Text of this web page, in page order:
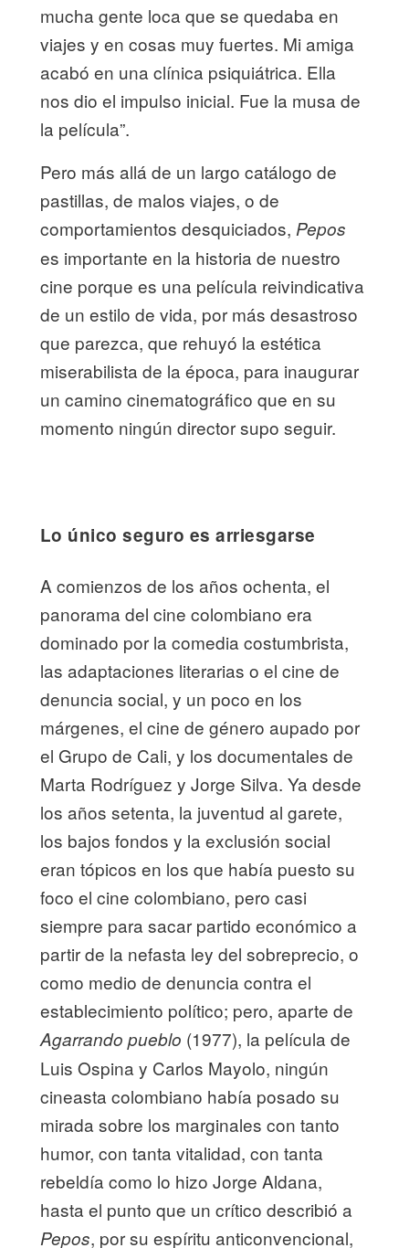
mucha gente loca que se quedaba en
viajes y en cosas muy fuertes. Mi amiga
acabó en una clínica psiquiátrica. Ella
nos dio el impulso inicial. Fue la musa de
la película”.
Pero más allá de un largo catálogo de
pastillas, de malos viajes, o de
comportamientos desquiciados, Pepos
es importante en la historia de nuestro
cine porque es una película reivindicativa
de un estilo de vida, por más desastroso
que parezca, que rehuyó la estética
miserabilista de la época, para inaugurar
un camino cinematográfico que en su
momento ningún director supo seguir.
Lo único seguro es arriesgarse
A comienzos de los años ochenta, el
panorama del cine colombiano era
dominado por la comedia costumbrista,
las adaptaciones literarias o el cine de
denuncia social, y un poco en los
márgenes, el cine de género aupado por
el Grupo de Cali, y los documentales de
Marta Rodríguez y Jorge Silva. Ya desde
los años setenta, la juventud al garete,
los bajos fondos y la exclusión social
eran tópicos en los que había puesto su
foco el cine colombiano, pero casi
siempre para sacar partido económico a
partir de la nefasta ley del sobreprecio, o
como medio de denuncia contra el
establecimiento político; pero, aparte de
Agarrando pueblo (1977), la película de
Luis Ospina y Carlos Mayolo, ningún
cineasta colombiano había posado su
mirada sobre los marginales con tanto
humor, con tanta vitalidad, con tanta
rebeldía como lo hizo Jorge Aldana,
hasta el punto que un crítico describió a
Pepos, por su espíritu anticonvencional,